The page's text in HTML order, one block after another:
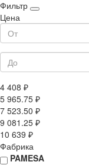
Фильтр
Цена
4 408 ₽
5 965.75 ₽
7 523.50 ₽
9 081.25 ₽
10 639 ₽
Фабрика
PAMESA